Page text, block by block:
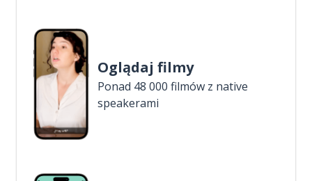
Oglądaj filmy
Ponad 48 000 filmów z native
speakerami